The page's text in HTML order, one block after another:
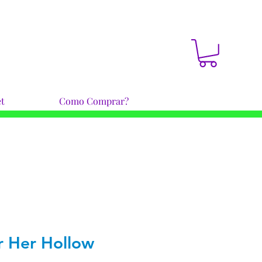
Como Comprar?
Her ​Hollow